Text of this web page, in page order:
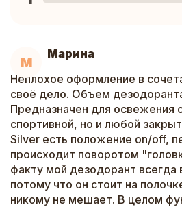
М
Марина
Неплохое оформление в
своё дело. Объем
Предназначен для освежения
спортивной, но и любой
Silver есть положение on/off,
происходит поворотом
факту мой дезодорант всегда
потому что он стоит на
никому не мешает. В целом